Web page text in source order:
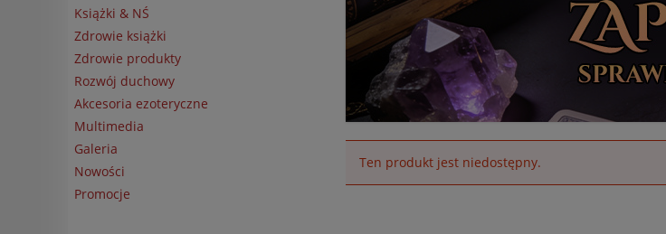
Książki & NŚ
Zdrowie książki
Zdrowie produkty
Rozwój duchowy
Akcesoria ezoteryczne
Multimedia
Galeria
Nowości
Promocje
Ten produkt jest niedostępny.